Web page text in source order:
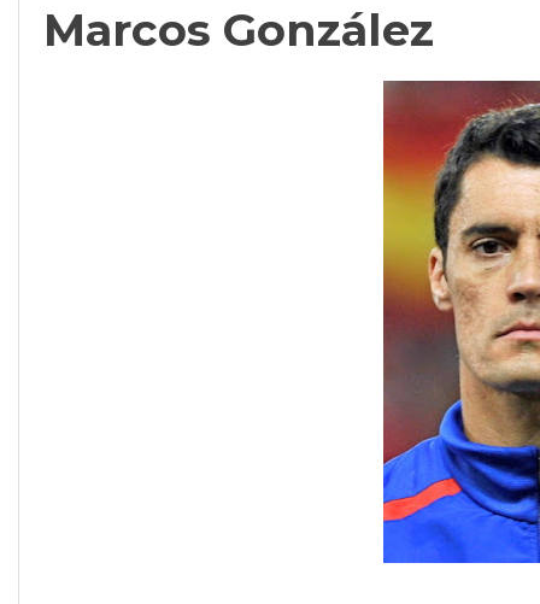
Marcos González